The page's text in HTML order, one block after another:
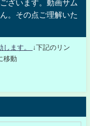
ざいます。動画サム
。その点ご理解いた
します。
↓下記のリン
移動